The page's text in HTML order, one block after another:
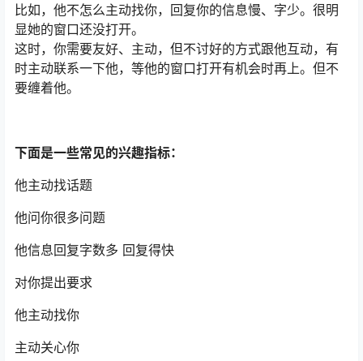
比如，他不怎么主动找你，回复你的信息慢、字少。很明
显她的窗口还没打开。
这时，你需要友好、主动，但不讨好的方式跟他互动，有
时主动联系一下他，等他的窗口打开有机会时再上。但不
要缠着他。
下面是一些常见的兴趣指标：
他主动找话题
他问你很多问题
他信息回复字数多 回复得快
对你提出要求
他主动找你
主动关心你